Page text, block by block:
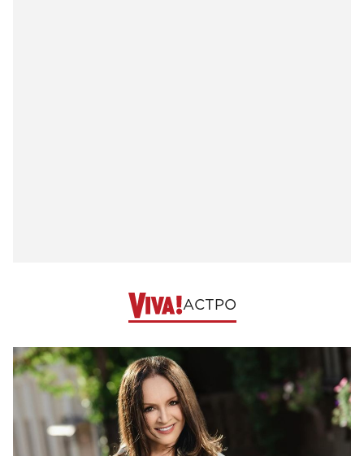
АСТРО